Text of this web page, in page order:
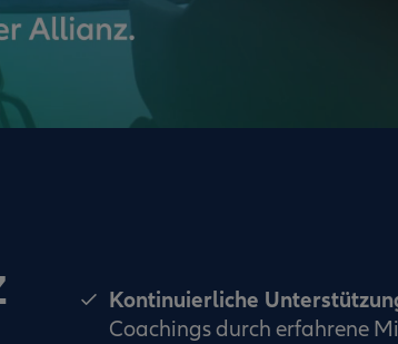
Kontinuierliche
Coachings durch erfahrene